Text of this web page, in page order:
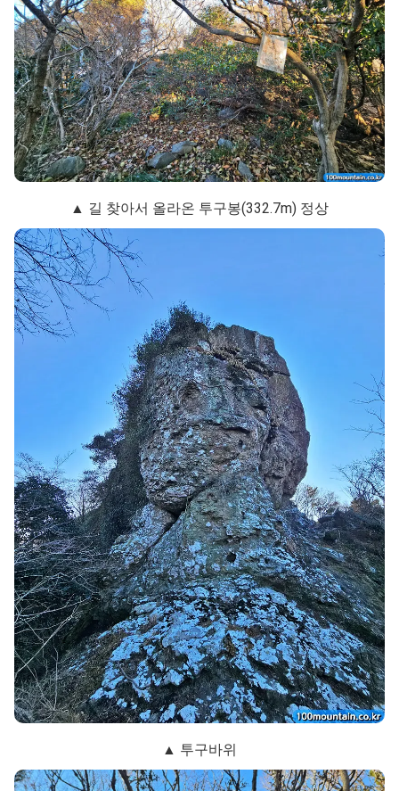
▲ 길 찾아서 올라온 투구봉(332.7m) 정상
▲ 투구바위